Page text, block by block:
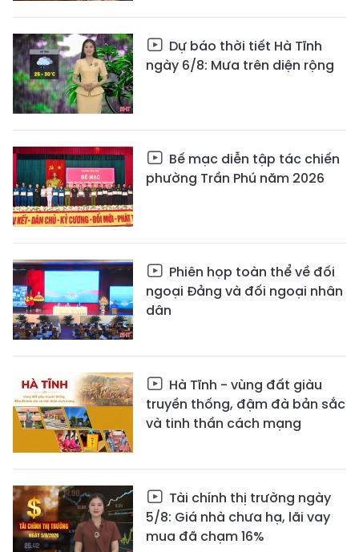
Dự báo thời tiết Hà Tĩnh
ngày 6/8: Mưa trên diện rộng
Bế mạc diễn tập tác chiến
phường Trần Phú năm 2026
Phiên họp toàn thể về đối
ngoại Đảng và đối ngoại nhân
dân
Hà Tĩnh - vùng đất giàu
truyền thống, đậm đà bản sắc
và tinh thần cách mạng
Tài chính thị trường ngày
5/8: Giá nhà chưa hạ, lãi vay
mua đã chạm 16%